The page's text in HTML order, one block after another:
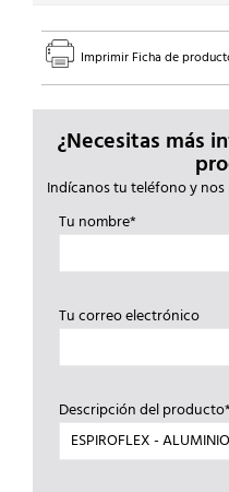
Imprimir Ficha de
¿Necesitas más
Indícanos tu teléfono y
Tu nombre*
Tu correo electrónico
Descripción del